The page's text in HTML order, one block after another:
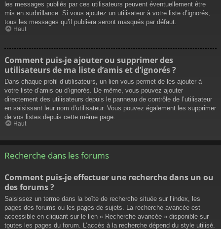
les messages publiés par ces utilisateurs peuvent éventuellement être
mis en surbrillance. Si vous ajoutez un utilisateur à votre liste d’ignorés,
tous les messages qu’il publiera seront masqués par défaut.
Haut
Comment puis-je ajouter ou supprimer des
utilisateurs de ma liste d’amis et d’ignorés ?
Dans chaque profil d’utilisateurs, un lien vous permet de les ajouter à
votre liste d’amis ou d’ignorés. De même, vous pouvez ajouter
directement des utilisateurs depuis le panneau de contrôle de l’utilisateur
en saisissant leur nom d’utilisateur. Vous pouvez également les supprimer
de vos listes depuis cette même page.
Haut
Recherche dans les forums
Comment puis-je effectuer une recherche dans un ou
des forums ?
Saisissez un terme dans la boîte de recherche située sur l’index, les
pages des forums ou les pages de sujets. La recherche avancée est
accessible en cliquant sur le lien « Recherche avancée » disponible sur
toutes les pages du forum. L’accès à la recherche dépend du style utilisé.